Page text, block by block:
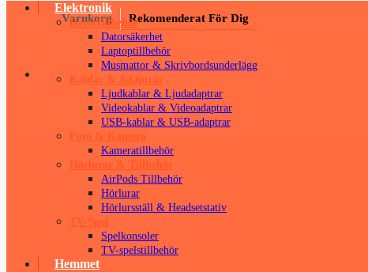
Varukorg Rekomenderat För Dig
Elektronik
Datortillbehör
Datorsäkerhet
Laptoptillbehör
Musmattor & Skrivbordsunderlägg
Kablar & Adaptrar
Ljudkablar & Ljudadaptrar
Videokablar & Videoadaptrar
USB-kablar & USB-adaptrar
Foto & Kamera
Kameratillbehör
Hörlurar & Tillbehör
AirPods Tillbehör
Hörlurar
Hörlursställ & Headsetstativ
TV-Spel
Spelkonsoler
TV-spelstillbehör
Hemmet